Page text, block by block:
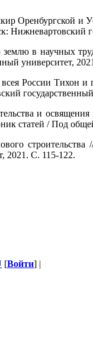
Оренбургской и
в научных
университет,
России Тихон и
и освящения
статей / Под
2021. С. 115-122.
[Войти] |